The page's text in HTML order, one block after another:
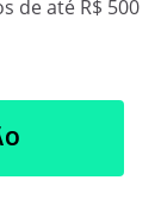
de até R$ 500